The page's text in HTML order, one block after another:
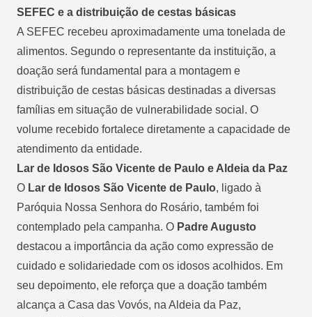
SEFEC e a distribuição de cestas básicas
A SEFEC recebeu aproximadamente uma tonelada de
alimentos. Segundo o representante da instituição, a
doação será fundamental para a montagem e
distribuição de cestas básicas destinadas a diversas
famílias em situação de vulnerabilidade social. O
volume recebido fortalece diretamente a capacidade de
atendimento da entidade.
Lar de Idosos São Vicente de Paulo e Aldeia da Paz
O Lar de Idosos São Vicente de Paulo, ligado à
Paróquia Nossa Senhora do Rosário, também foi
contemplado pela campanha. O Padre Augusto
destacou a importância da ação como expressão de
cuidado e solidariedade com os idosos acolhidos. Em
seu depoimento, ele reforça que a doação também
alcança a Casa das Vovós, na Aldeia da Paz,